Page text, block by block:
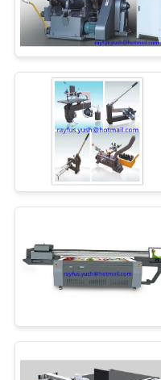
Slotter